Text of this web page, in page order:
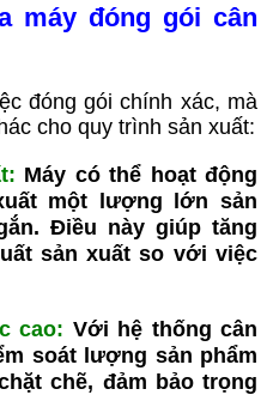
máy đóng gói cân
đóng gói chính xác, mà
cho quy trình sản xuất:
: Máy có thể hoạt động
một lượng lớn sản
Điều này giúp tăng
sản xuất so với việc
cao: Với hệ thống cân
soát lượng sản phẩm
chẽ, đảm bảo trọng